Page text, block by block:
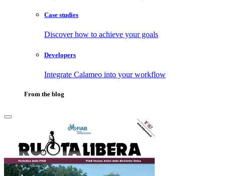
Case studies
Discover how to achieve your goals
Developers
Integrate Calameo into your workflow
From the blog